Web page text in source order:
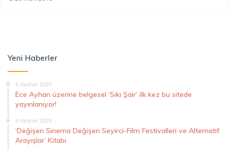
Yeni Haberler
5 Haziran 2025
Ece Ayhan üzerine belgesel ‘Sıkı Şair’ ilk kez bu sitede
yayınlanıyor!
4 Haziran 2025
‘Değişen Sinema Değişen Seyirci-Film Festivalleri ve Alternatif
Arayışlar’ Kitabı